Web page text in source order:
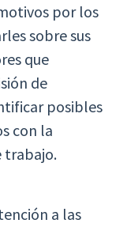
por los
sobre sus
que
de
posibles
con la
trabajo.
a las